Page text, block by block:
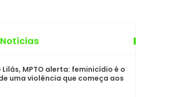
MPTO alerta: feminicídio é o
uma violência que começa aos